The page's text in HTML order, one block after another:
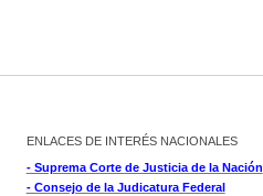
ENLACES DE INTERÉS NACIONALES
- Suprema Corte de Justicia de la Nación
- Consejo de la Judicatura Federal